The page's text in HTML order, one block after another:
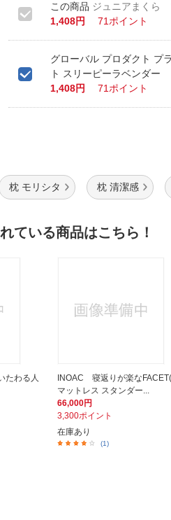
ジュニアまくら
1,408円
71ポイント
グローバル プロダクト プ
ト スリーピーラベンダー
1,408円
71ポイント
枕 モリシタ 枕 清潔感
ている商品はこちら！
たわる人
INOAC 寝返りが楽な
マットレス スタンダー...
66,000円
3,300ポイント
在庫あり
(1)